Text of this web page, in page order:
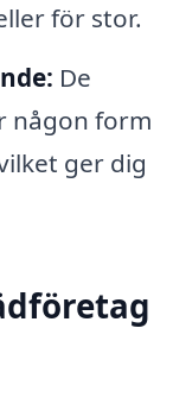
för stor.
De
någon form
ger dig